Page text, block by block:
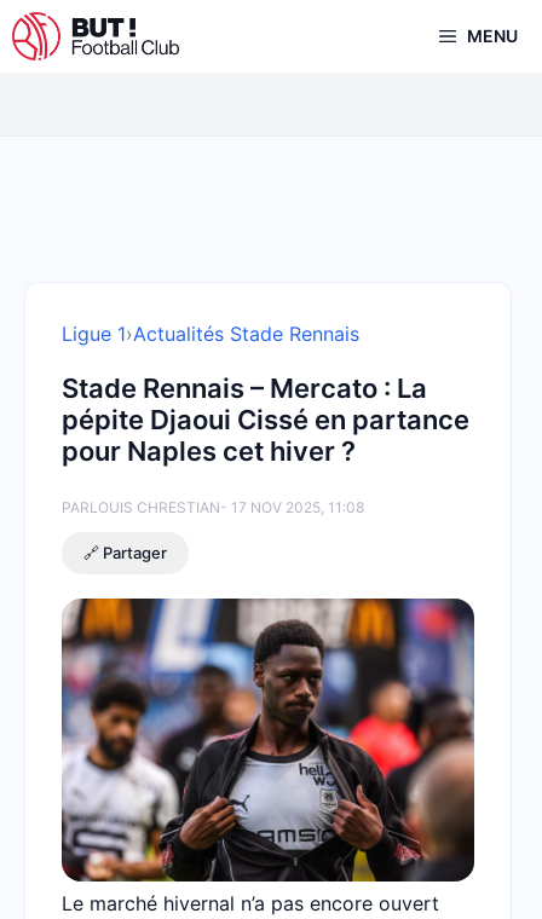
Aller
au
MENU
Ligue 1›Actualités Stade Rennais
Stade Rennais – Mercato : La
pépite Djaoui Cissé en partance
pour Naples cet hiver ?
PARLOUIS CHRESTIAN- 17 NOV 2025, 11:08
🔗 Partager
Le marché hivernal n’a pas encore ouvert